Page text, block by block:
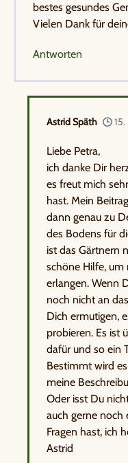
bestes gesundes
Vielen Dank für
Antworten
Astrid Späth
Liebe Petra,
ich danke Dir
es freut mich
hast. Mein
dann genau zu
des Bodens für
ist das Gärtnern
schöne Hilfe, um
erlangen. Wenn
noch nicht an
Dich ermutigen,
probieren. Es ist
dafür und so ein
Bestimmt wird
meine
Oder isst Du
auch gerne noch
Fragen hast, ich
Astrid